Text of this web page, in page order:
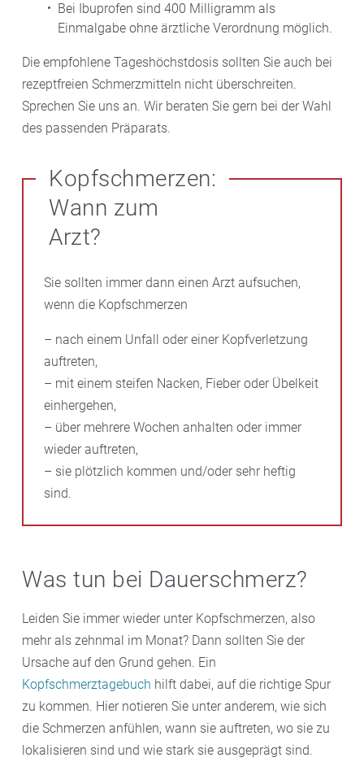
Bei Ibuprofen sind 400 Milligramm als
Einmalgabe ohne ärztliche Verordnung möglich.
Die empfohlene Tageshöchstdosis sollten Sie auch bei
rezeptfreien Schmerzmitteln nicht überschreiten.
Sprechen Sie uns an. Wir beraten Sie gern bei der Wahl
des passenden Präparats.
Kopfschmerzen:
Wann zum
Arzt?
Sie sollten immer dann einen Arzt aufsuchen,
wenn die Kopfschmerzen
– nach einem Unfall oder einer Kopfverletzung
auftreten,
– mit einem steifen Nacken, Fieber oder Übelkeit
einhergehen,
– über mehrere Wochen anhalten oder immer
wieder auftreten,
– sie plötzlich kommen und/oder sehr heftig
sind.
Was tun bei Dauerschmerz?
Leiden Sie immer wieder unter Kopfschmerzen, also
mehr als zehnmal im Monat? Dann sollten Sie der
Ursache auf den Grund gehen. Ein
Kopfschmerztagebuch hilft dabei, auf die richtige Spur
zu kommen. Hier notieren Sie unter anderem, wie sich
die Schmerzen anfühlen, wann sie auftreten, wo sie zu
lokalisieren sind und wie stark sie ausgeprägt sind.